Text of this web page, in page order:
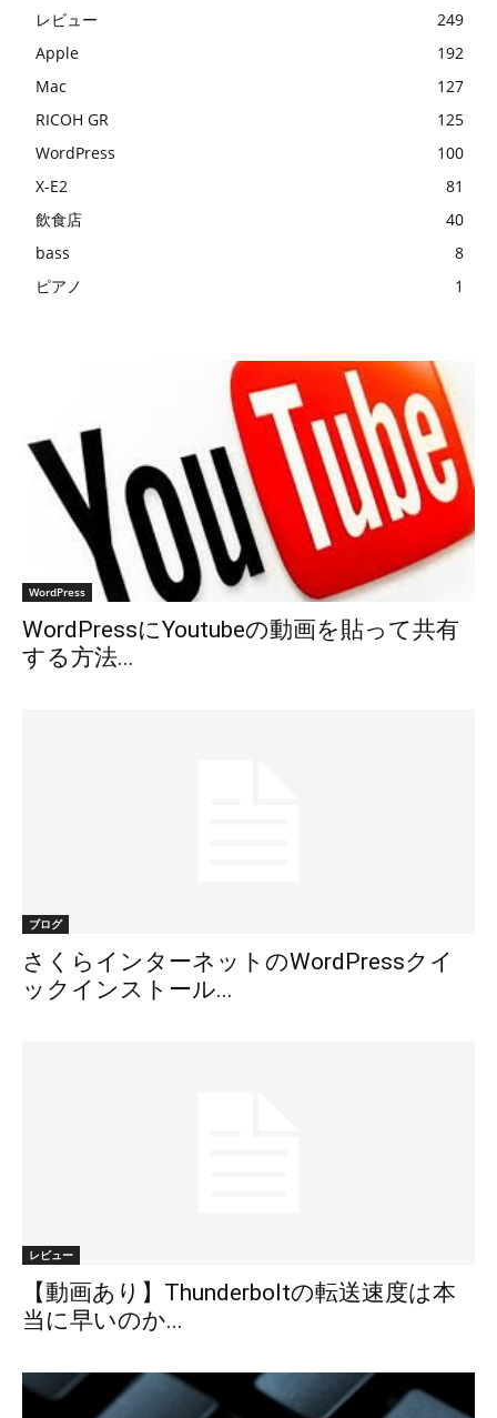
レビュー
249
Apple
192
Mac
127
RICOH GR
125
WordPress
100
X-E2
81
飲食店
40
bass
8
ピアノ
1
WordPress
WordPressにYoutubeの動画を貼って共有
する方法...
ブログ
さくらインターネットのWordPressクイ
ックインストール...
レビュー
【動画あり】Thunderboltの転送速度は本
当に早いのか...